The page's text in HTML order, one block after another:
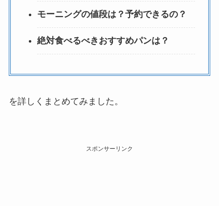
モーニングの値段は？予約できるの？
絶対食べるべきおすすめパンは？
を詳しくまとめてみました。
スポンサーリンク